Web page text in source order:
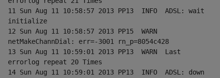
11 Sun Aug 11 10:58:57 2013 PP13  INFO  ADSL: wait
initialize
12 Sun Aug 11 10:58:57 2013 PP15  WARN
netMakeChannDial: err=-3001 rn_p=8054c428
13 Sun Aug 11 10:59:01 2013 PP13  WARN  Last
errorlog repeat 20 Times
14 Sun Aug 11 10:59:01 2013 PP13  INFO  ADSL: down